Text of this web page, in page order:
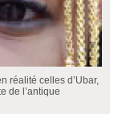
réalité celles d’Ubar,
de l’antique